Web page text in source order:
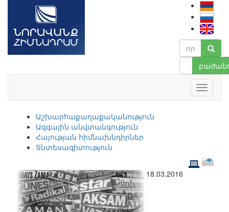
Աշխարհաքաղաքականություն
Ազգային անվտանգություն
Հայության հիմնախնդիրներ
Տնտեսագիտություն
18.03.2016